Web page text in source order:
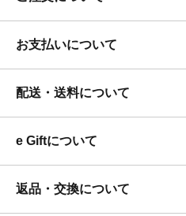
お支払いについて
配送・送料について
e Giftについて
返品・交換について